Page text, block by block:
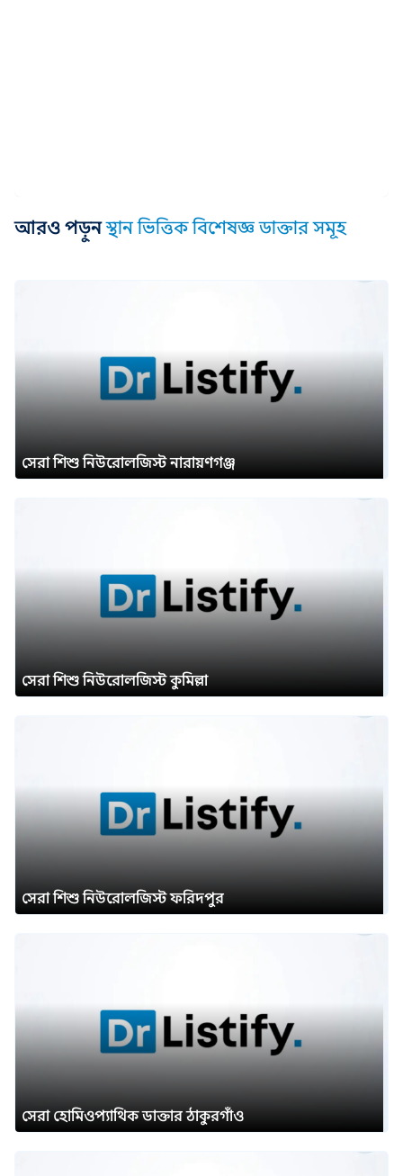
আরও পড়ুন স্থান ভিত্তিক বিশেষজ্ঞ ডাক্তার সমূহ
সেরা শিশু নিউরোলজিস্ট নারায়ণগঞ্জ
সেরা শিশু নিউরোলজিস্ট কুমিল্লা
সেরা শিশু নিউরোলজিস্ট ফরিদপুর
সেরা হোমিওপ্যাথিক ডাক্তার ঠাকুরগাঁও